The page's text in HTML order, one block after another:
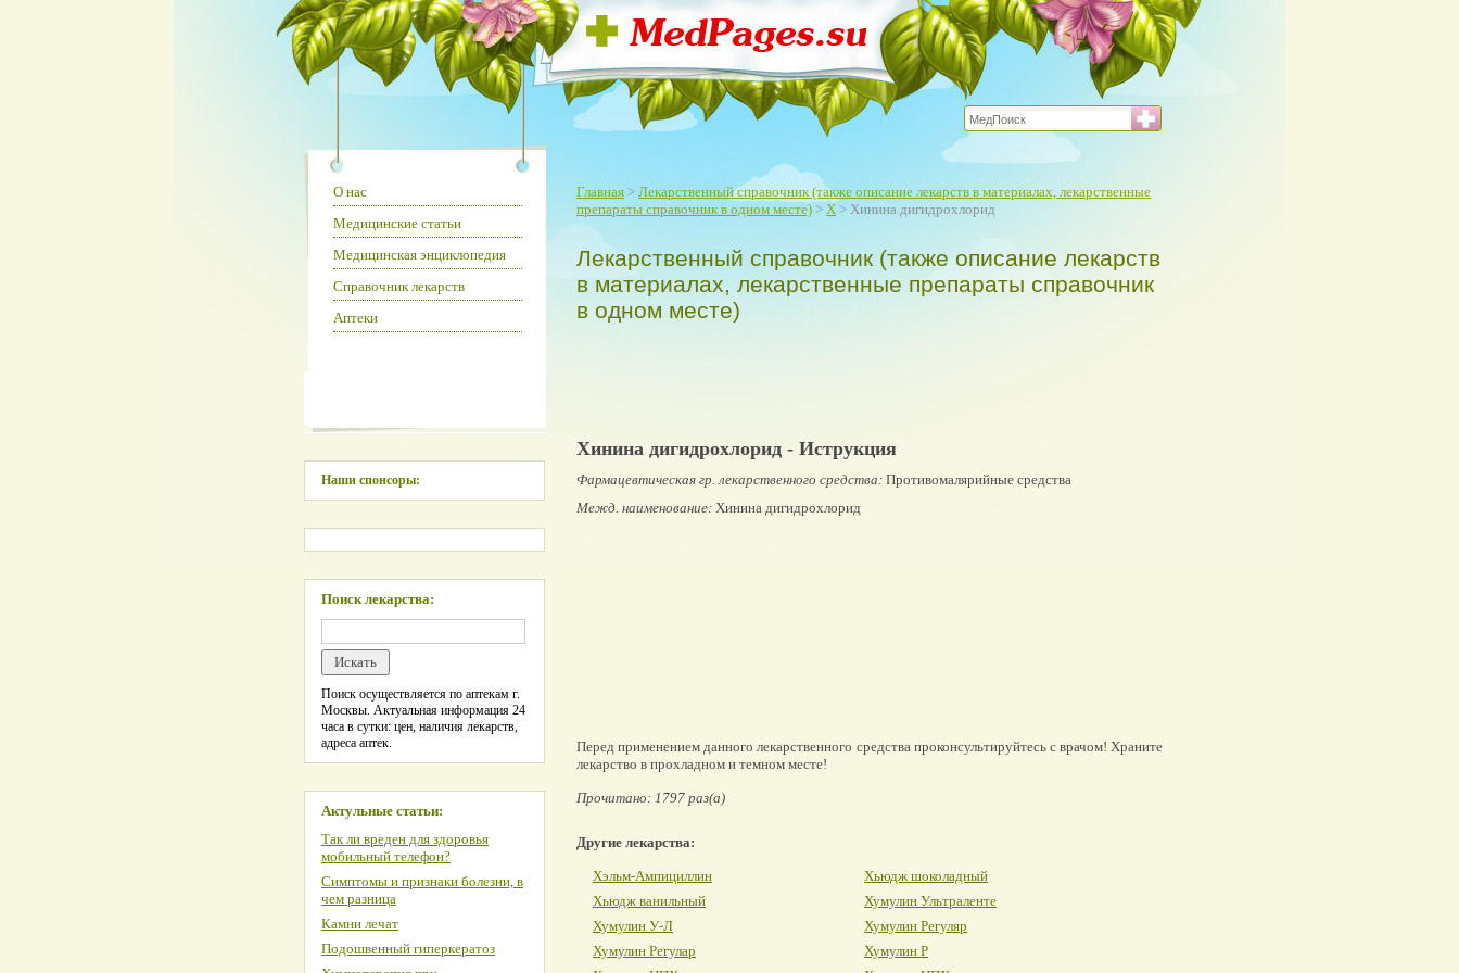
Главная > Лекарственный справочник (также описание лекарств в материалах, лекарственные
препараты справочник в одном месте) > Х > Хинина дигидрохлорид
Лекарственный справочник (также описание лекарств
в материалах, лекарственные препараты справочник
в одном месте)
Хинина дигидрохлорид - Иструкция
Фармацевтическая гр. лекарственного средства: Противомалярийные средства
Межд. наименование: Хинина дигидрохлорид
Перед применением данного лекарственного средства проконсультируйтесь с врачом! Храните
лекарство в прохладном и темном месте!
Прочитано: 1797 раз(а)
Другие лекарства:
Хэльм-Ампициллин
Хьюдж шоколадный
Хьюдж ванильный
Хумулин Ультраленте
Хумулин У-Л
Хумулин Регуляр
Хумулин Регулар
Хумулин Р
О нас
Медицинские статьи
Медицинская энциклопедия
Справочник лекарств
Аптеки
Наши спонсоры:
Поиск лекарства:
Поиск осуществляется по аптекам г.
Москвы. Актуальная информация 24
часа в сутки: цен, наличия лекарств,
адреса аптек.
Актульные статьи:
Так ли вреден для здоровья
мобильный телефон?
Симптомы и признаки болезни, в
чем разница
Камни лечат
Подошвенный гиперкератоз